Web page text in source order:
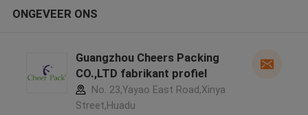
ONGEVEER ONS
Guangzhou Cheers Packing
CO.,LTD fabrikant profiel
No. 23,Yayao East Road,Xinya
Street,Huadu